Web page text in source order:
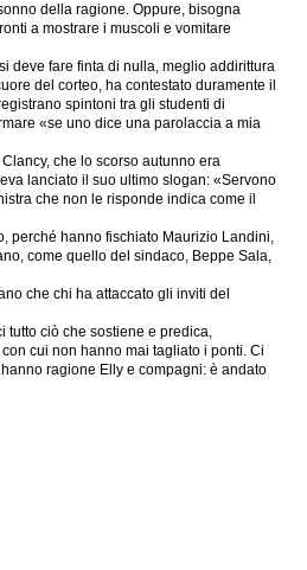
della ragione. Oppure, bisogna
a mostrare i muscoli e vomitare
deve fare finta di nulla, meglio addirittura
del corteo, ha contestato duramente il
spintoni tra gli studenti di
«se uno dice una parolaccia a mia
che lo scorso autunno era
lanciato il suo ultimo slogan: «Servono
che non le risponde indica come il
perché hanno fischiato Maurizio Landini,
come quello del sindaco, Beppe Sala,
che chi ha attaccato gli inviti del
tutto ciò che sostiene e predica,
cui non hanno mai tagliato i ponti. Ci
ragione Elly e compagni: è andato